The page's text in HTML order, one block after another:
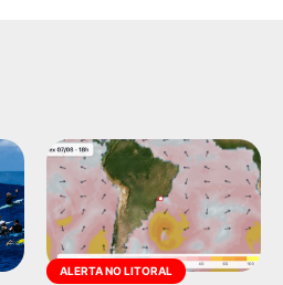
ALERTA NO LITORAL